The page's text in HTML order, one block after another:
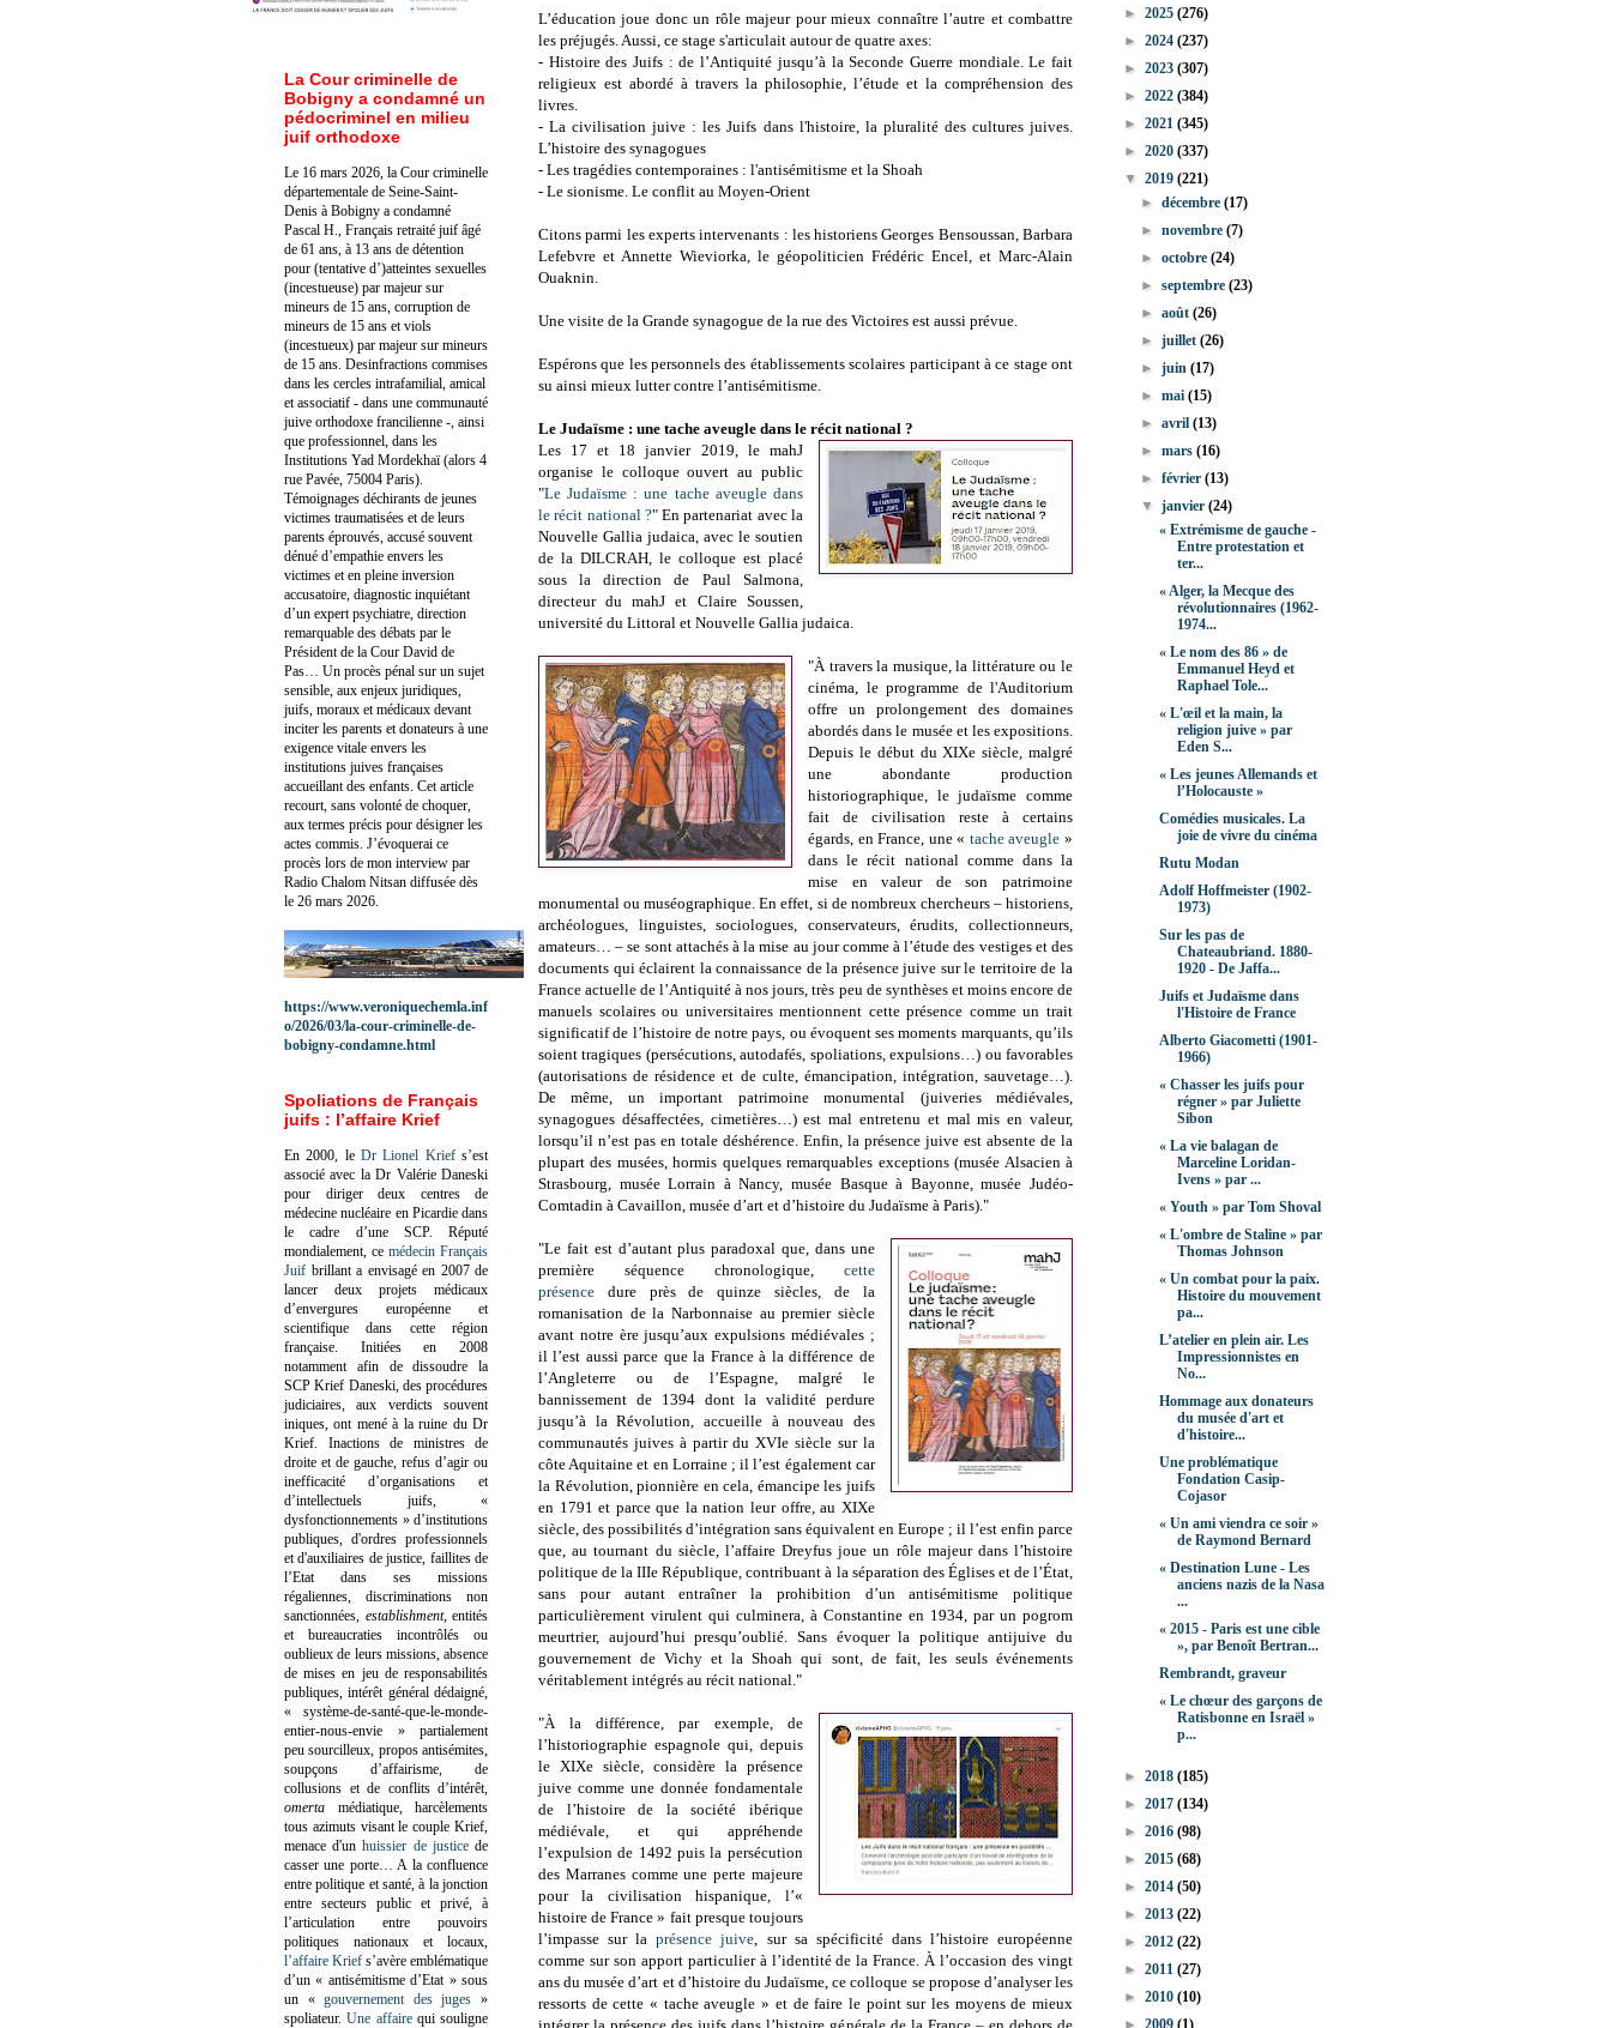
L’éducation joue donc un rôle majeur pour mieux connaître l’autre et combattre
les préjugés. Aussi, ce stage s'articulait autour de quatre axes:
- Histoire des Juifs : de l’Antiquité jusqu’à la Seconde Guerre mondiale. Le fait
religieux est abordé à travers la philosophie, l’étude et la compréhension des
livres.
- La civilisation juive : les Juifs dans l'histoire, la pluralité des cultures juives.
L’histoire des synagogues
- Les tragédies contemporaines : l'antisémitisme et la Shoah
- Le sionisme. Le conflit au Moyen-Orient
Citons parmi les experts intervenants : les historiens Georges Bensoussan, Barbara
Lefebvre et Annette Wieviorka, le géopoliticien Frédéric Encel, et Marc-Alain
Ouaknin.
Une visite de la Grande synagogue de la rue des Victoires est aussi prévue.
Espérons que les personnels des établissements scolaires participant à ce stage ont
su ainsi mieux lutter contre l’antisémitisme.
Le Judaïsme : une tache aveugle dans le récit national ?
Les 17 et 18 janvier 2019, le mahJ
organise le colloque ouvert au public
"Le Judaïsme : une tache aveugle dans
le récit national ?" En partenariat avec la
Nouvelle Gallia judaica, avec le soutien
de la DILCRAH, le colloque est placé
sous la direction de Paul Salmona,
directeur du mahJ et Claire Soussen,
université du Littoral et Nouvelle Gallia judaica.
"À travers la musique, la littérature ou le
cinéma, le programme de l'Auditorium
offre un prolongement des domaines
abordés dans le musée et les expositions.
Depuis le début du XIXe siècle, malgré
une abondante production
historiographique, le judaïsme comme
fait de civilisation reste à certains
égards, en France, une « tache aveugle»
dans le récit national comme dans la
mise en valeur de son patrimoine
monumental ou muséographique. En effet, si de nombreux chercheurs – historiens,
archéologues, linguistes, sociologues, conservateurs, érudits, collectionneurs,
amateurs… – se sont attachés à la mise au jour comme à l’étude des vestiges et des
documents qui éclairent la connaissance de la présence juive sur le territoire de la
France actuelle de l’Antiquité à nos jours, très peu de synthèses et moins encore de
manuels scolaires ou universitaires mentionnent cette présence comme un trait
significatif de l’histoire de notre pays, ou évoquent ses moments marquants, qu’ils
soient tragiques (persécutions, autodafés, spoliations, expulsions…) ou favorables
(autorisations de résidence et de culte, émancipation, intégration, sauvetage…).
De même, un important patrimoine monumental (juiveries médiévales,
synagogues désaffectées, cimetières…) est mal entretenu et mal mis en valeur,
lorsqu’il n’est pas en totale déshérence. Enfin, la présence juive est absente de la
plupart des musées, hormis quelques remarquables exceptions (musée Alsacien à
Strasbourg, musée Lorrain à Nancy, musée Basque à Bayonne, musée Judéo-
Comtadin à Cavaillon, musée d’art et d’histoire du Judaïsme à Paris)."
"Le fait est d’autant plus paradoxal que, dans une
première séquence chronologique, cette
présence dure près de quinze siècles, de la
romanisation de la Narbonnaise au premier siècle
avant notre ère jusqu’aux expulsions médiévales ;
il l’est aussi parce que la France à la différence de
l’Angleterre ou de l’Espagne, malgré le
bannissement de 1394 dont la validité perdure
jusqu’à la Révolution, accueille à nouveau des
communautés juives à partir du XVIe siècle sur la
côte Aquitaine et en Lorraine ; il l’est également car
la Révolution, pionnière en cela, émancipe les juifs
en 1791 et parce que la nation leur offre, au XIXe
siècle, des possibilités d’intégration sans équivalent en Europe ; il l’est enfin parce
que, au tournant du siècle, l’affaire Dreyfus joue un rôle majeur dans l’histoire
politique de la IIIe République, contribuant à la séparation des Églises et de l’État,
sans pour autant entraîner la prohibition d’un antisémitisme politique
particulièrement virulent qui culminera, à Constantine en 1934, par un pogrom
meurtrier, aujourd’hui presqu’oublié. Sans évoquer la politique antijuive du
gouvernement de Vichy et la Shoah qui sont, de fait, les seuls événements
véritablement intégrés au récit national."
"À la différence, par exemple, de
l’historiographie espagnole qui, depuis
le XIXe siècle, considère la présence
juive comme une donnée fondamentale
de l’histoire de la société ibérique
médiévale, et qui appréhende
l’expulsion de 1492 puis la persécution
des Marranes comme une perte majeure
pour la civilisation hispanique, l’«
histoire de France » fait presque toujours
l’impasse sur laprésence juive, sur sa spécificité dans l’histoire européenne
comme sur son apport particulier à l’identité de la France. À l’occasion des vingt
ans du musée d’art et d’histoire du Judaïsme, ce colloque se propose d’analyser les
ressorts de cette « tache aveugle » et de faire le point sur les moyens de mieux
La Cour criminelle de
Bobigny a condamné un
pédocriminel en milieu
juif orthodoxe
Le 16 mars 2026, la Cour criminelle
départementale de Seine-Saint-
Denis à Bobigny a condamné
Pascal H., Français retraité juif âgé
de 61 ans, à 13 ans de détention
pour (tentative d’)atteintes sexuelles
(incestueuse) par majeur sur
mineurs de 15 ans, corruption de
mineurs de 15 ans et viols
(incestueux) par majeur sur mineurs
de 15 ans. Desinfractions commises
dans les cercles intrafamilial, amical
et associatif - dans une communauté
juive orthodoxe francilienne -, ainsi
que professionnel, dans les
Institutions Yad Mordekhaï (alors 4
rue Pavée, 75004 Paris).
Témoignages déchirants de jeunes
victimes traumatisées et de leurs
parents éprouvés, accusé souvent
dénué d’empathie envers les
victimes et en pleine inversion
accusatoire, diagnostic inquiétant
d’un expert psychiatre, direction
remarquable des débats par le
Président de la Cour David de
Pas… Un procès pénal sur un sujet
sensible, aux enjeux juridiques,
juifs, moraux et médicaux devant
inciter les parents et donateurs à une
exigence vitale envers les
institutions juives françaises
accueillant des enfants. Cet article
recourt, sans volonté de choquer,
aux termes précis pour désigner les
actes commis. J’évoquerai ce
procès lors de mon interview par
Radio Chalom Nitsan diffusée dès
le 26 mars 2026.
https://www.veroniquechemla.inf
o/2026/03/la-cour-criminelle-de-
bobigny-condamne.html
Spoliations de Français
juifs : l’affaire Krief
En 2000, le Dr Lionel Kriefs’est
associé avec la Dr Valérie Daneski
pour diriger deux centres de
médecine nucléaire en Picardie dans
le cadre d’une SCP. Réputé
mondialement, ce médecin Français
Juif brillant a envisagé en 2007 de
lancer deux projets médicaux
d’envergures européenne et
scientifique dans cette région
française. Initiées en 2008
notamment afin de dissoudre la
SCP Krief Daneski, des procédures
judiciaires, aux verdicts souvent
iniques, ont mené à la ruine du Dr
Krief. Inactions de ministres de
droite et de gauche, refus d’agir ou
inefficacité d’organisations et
d’intellectuels juifs, «
dysfonctionnements » d’institutions
publiques, d'ordres professionnels
et d'auxiliaires de justice, faillites de
l’Etat dans ses missions
régaliennes, discriminations non
sanctionnées, establishment, entités
et bureaucraties incontrôlés ou
oublieux de leurs missions, absence
de mises en jeu de responsabilités
publiques, intérêt général dédaigné,
« système-de-santé-que-le-monde-
entier-nous-envie » partialement
peu sourcilleux, propos antisémites,
soupçons d’affairisme, de
collusions et de conflits d’intérêt,
omerta médiatique, harcèlements
tous azimuts visant le couple Krief,
menace d'unhuissier de justicede
casser une porte… A la confluence
entre politique et santé, à la jonction
entre secteurs public et privé, à
l’articulation entre pouvoirs
politiques nationaux et locaux,
l’affaire Krief s’avère emblématique
d’un « antisémitisme d’Etat » sous
un «gouvernement des juges »
spoliateur.Une affairequi souligne
► 2025 (276)
► 2024 (237)
► 2023 (307)
► 2022 (384)
► 2021 (345)
► 2020 (337)
▼ 2019 (221)
►décembre(17)
►novembre(7)
►octobre(24)
►septembre(23)
►août(26)
►juillet(26)
►juin(17)
►mai(15)
►avril(13)
►mars(16)
►février(13)
▼janvier(24)
« Extrémisme de gauche -
Entre protestation et
ter...
« Alger, la Mecque des
révolutionnaires (1962-
1974...
« Le nom des 86 » de
Emmanuel Heyd et
Raphael Tole...
« L'œil et la main, la
religion juive » par
Eden S...
« Les jeunes Allemands et
l’Holocauste »
Comédies musicales. La
joie de vivre du cinéma
Rutu Modan
Adolf Hoffmeister (1902-
1973)
Sur les pas de
Chateaubriand. 1880-
1920 - De Jaffa...
Juifs et Judaïsme dans
l'Histoire de France
Alberto Giacometti (1901-
1966)
« Chasser les juifs pour
régner » par Juliette
Sibon
« La vie balagan de
Marceline Loridan-
Ivens » par ...
« Youth » par Tom Shoval
« L'ombre de Staline » par
Thomas Johnson
« Un combat pour la paix.
Histoire du mouvement
pa...
L’atelier en plein air. Les
Impressionnistes en
No...
Hommage aux donateurs
du musée d'art et
d'histoire...
Une problématique
Fondation Casip-
Cojasor
« Un ami viendra ce soir »
de Raymond Bernard
« Destination Lune - Les
anciens nazis de la Nasa
...
« 2015 - Paris est une cible
», par Benoît Bertran...
Rembrandt, graveur
« Le chœur des garçons de
Ratisbonne en Israël »
p...
► 2018 (185)
► 2017 (134)
► 2016 (98)
► 2015 (68)
► 2014 (50)
► 2013 (22)
► 2012 (22)
► 2011 (27)
► 2010 (10)
► 2009 (1)